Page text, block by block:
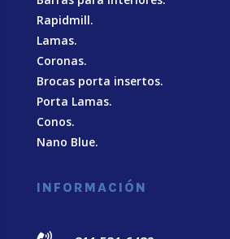
Rapidmill.
Lamas.
Coronas.
Brocas porta insertos.
Porta Lamas.
Conos.
Nano Blue.
INFORMACIÓN